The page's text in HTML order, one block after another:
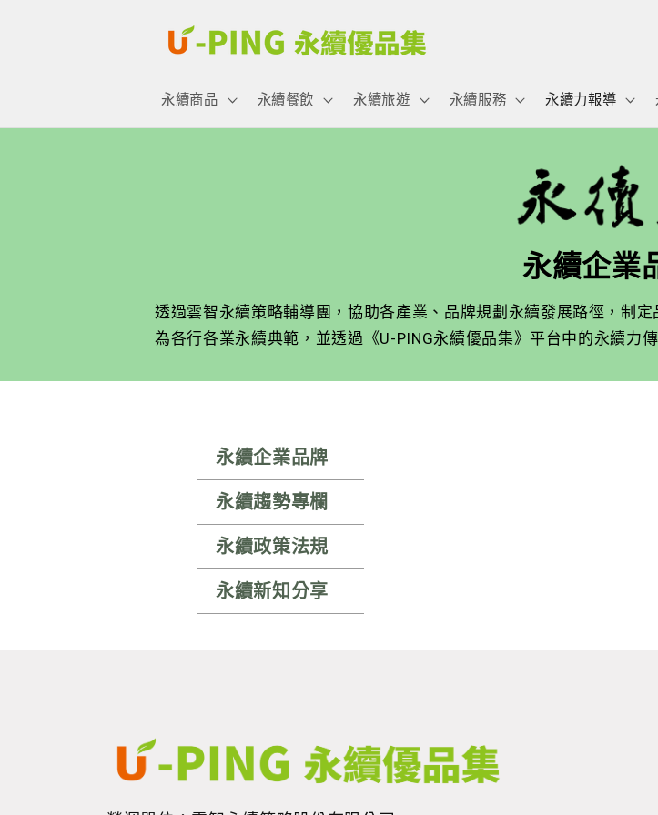
永續商品 永續餐飲 永續旅遊 永續服務 永續力報導
永續企業
透過雲智永續策略輔導團，協助各產業、品牌規劃永續發展路徑，制
為各行各業永續典範，並透過《U-PING永續優品集》平台中的永續力
永續企業品牌
永續趨勢專欄
永續政策法規
永續新知分享